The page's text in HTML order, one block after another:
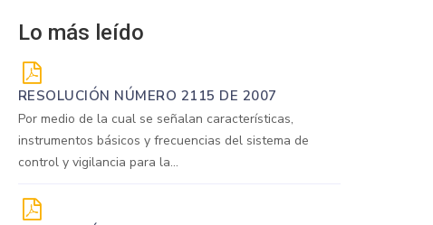
Lo más leído
RESOLUCIÓN NÚMERO 2115 DE 2007
Por medio de la cual se señalan características,
instrumentos básicos y frecuencias del sistema de
control y vigilancia para la...